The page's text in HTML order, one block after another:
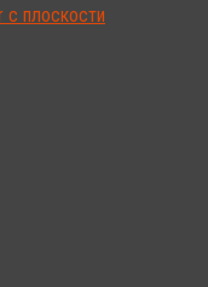
с плоскости